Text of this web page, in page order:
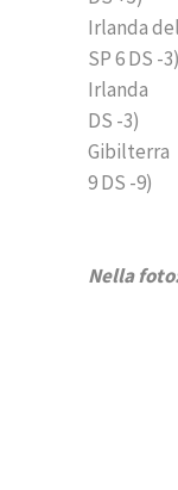
Irlanda
SP 6 DS -3)
Irlanda 3
DS -3)
Gibilterra
9 DS -9)
Nella